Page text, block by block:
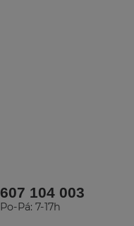
607 104 003
Po-Pá: 7-17h